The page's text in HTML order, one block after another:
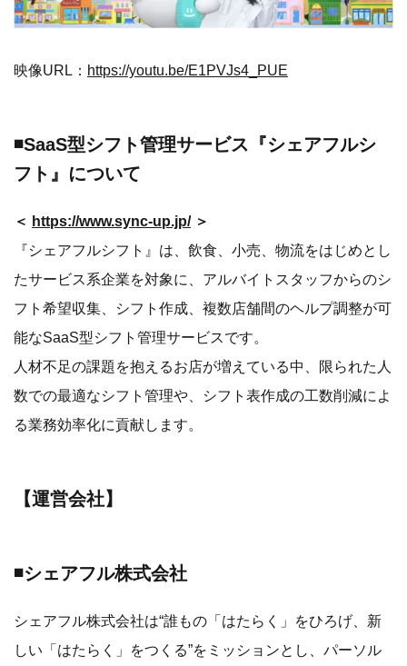
映像URL： https://youtu.be/E1PVJs4_PUE
◾️SaaS型シフト管理サービス『シェアフルシ
フト』について
＜ https://www.sync-up.jp/ ＞
『シェアフルシフト』は、飲食、小売、物流をはじめとし
たサービス系企業を対象に、アルバイトスタッフからのシ
フト希望収集、シフト作成、複数店舗間のヘルプ調整が可
能なSaaS型シフト管理サービスです。
人材不足の課題を抱えるお店が増えている中、限られた人
数での最適なシフト管理や、シフト表作成の工数削減によ
る業務効率化に貢献します。
【運営会社】
◾️シェアフル株式会社
シェアフル株式会社は“誰もの「はたらく」をひろげ、新
しい「はたらく」をつくる”をミッションとし、パーソル